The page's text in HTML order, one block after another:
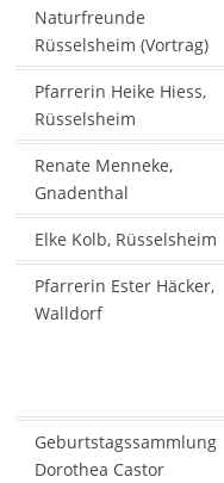
Naturfreunde
Rüsselsheim (Vortrag)
Pfarrerin Heike Hiess,
Rüsselsheim
Renate Menneke,
Gnadenthal
Elke Kolb, Rüsselsheim
Pfarrerin Ester Häcker,
Walldorf
Geburtstagssammlung
Dorothea Castor